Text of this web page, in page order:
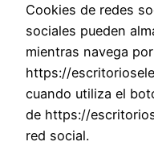
Cookies de redes
sociales pueden
mientras navega por
https://
cuando utiliza el
de https://
red social.